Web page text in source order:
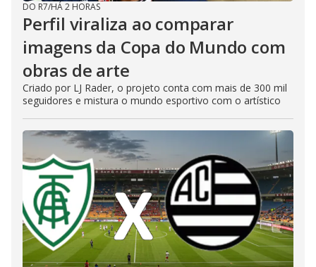
DO R7/HÁ 2 HORAS
Perfil viraliza ao comparar
imagens da Copa do Mundo com
obras de arte
Criado por LJ Rader, o projeto conta com mais de 300 mil
seguidores e mistura o mundo esportivo com o artístico